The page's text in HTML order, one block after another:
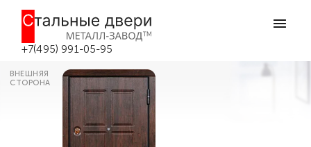
+7(495) 991-05-95
Входная дверь с зеркалом №51 в
Москве
ВНЕШНЯЯ
СТОРОНА